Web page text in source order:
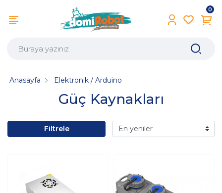
0
Güç Kaynakları
Anasayfa Elektronik / Arduino
Filtrele